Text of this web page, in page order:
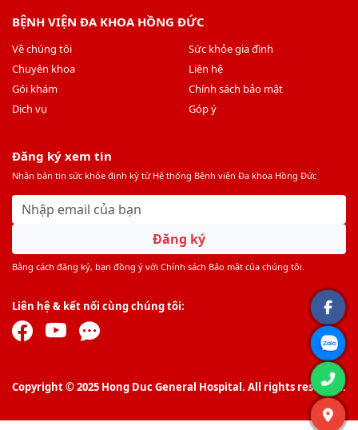
BỆNH VIỆN ĐA KHOA HỒNG ĐỨC
Về chúng tôi
Chuyên khoa
Gói khám
Dịch vụ
Sức khỏe gia đình
Liên hệ
Chính sách bảo mật
Góp ý
Đăng ký xem tin
Nhận bản tin sức khỏe định kỳ từ Hệ thống Bệnh viện Đa khoa Hồng Đức
Đăng ký
Bằng cách đăng ký, bạn đồng ý với Chính sách Bảo mật của chúng tôi.
Liên hệ & kết nối cùng chúng tôi:
Copyright © 2025 Hong Duc General Hospital. All rights reserved.